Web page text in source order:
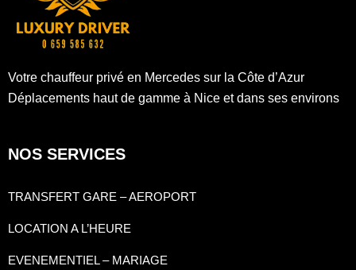
Votre chauffeur privé en Mercedes sur la Côte d’Azur
Déplacements haut de gamme à Nice et dans ses environs
NOS SERVICES
TRANSFERT GARE – AEROPORT
LOCATION A L’HEURE
EVENEMENTIEL – MARIAGE